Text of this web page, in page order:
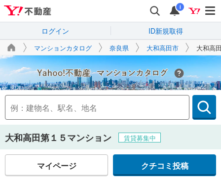
i
ログイン ID新規取得
マンションカタログ 奈良県 大和高田市 大和高
Yahoo!不動産
大和高田第１５マンション 賃貸募集中
マイページ クチコミ投稿